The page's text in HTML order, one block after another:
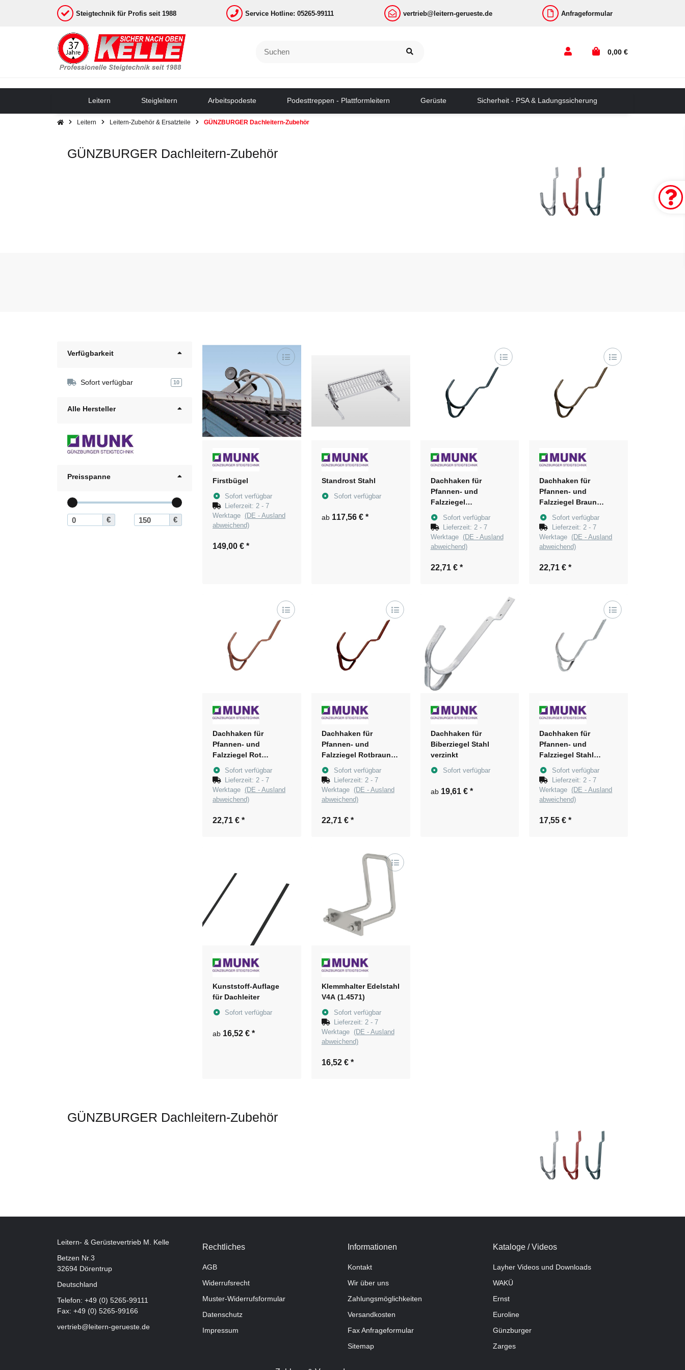
Steigtechnik für Profis seit 1988 Service Hotline: 05265-99111 vertrieb@leitern-gerueste.de Anfrageformular
0,00 €
Leitern Steigleitern Arbeitspodeste Podesttreppen - Plattformleitern Gerüste Sicherheit - PSA & Ladungssicherung
Leitern Leitern-Zubehör & Ersatzteile GÜNZBURGER Dachleitern-Zubehör
GÜNZBURGER Dachleitern-Zubehör
Verfügbarkeit
Sofort verfügbar 10
Alle Hersteller
Preisspanne
€ €
Firstbügel
Sofort verfügbar
Lieferzeit: 2 - 7
Werktage (DE - Ausland
abweichend)
149,00 € *
Standrost Stahl
Sofort verfügbar
ab 117,56 € *
Dachhaken für
Pfannen- und
Falzziegel
Anthrazitgrau RAL
7016
pulverbeschichtet
Sofort verfügbar
Lieferzeit: 2 - 7
Werktage (DE - Ausland
abweichend)
22,71 € *
Dachhaken für
Pfannen- und
Falzziegel Braun
pulverbeschichtet
Sofort verfügbar
Lieferzeit: 2 - 7
Werktage (DE - Ausland
abweichend)
22,71 €*
Dachhaken für
Pfannen- und
Falzziegel Rot
pulverbeschichtet
Sofort verfügbar
Lieferzeit: 2 - 7
Werktage (DE - Ausland
abweichend)
22,71 € *
Dachhaken für
Pfannen- und
Falzziegel Rotbraun
pulverbeschichtet
Sofort verfügbar
Lieferzeit: 2 - 7
Werktage (DE - Ausland
abweichend)
22,71 € *
Dachhaken für
Biberziegel Stahl
verzinkt
Sofort verfügbar
ab 19,61 € *
Dachhaken für
Pfannen- und
Falzziegel Stahl
verzinkt
Sofort verfügbar
Lieferzeit: 2 - 7
Werktage (DE - Ausland
abweichend)
17,55 €*
Kunststoff-Auflage
für Dachleiter
Sofort verfügbar
ab 16,52 € *
Klemmhalter Edelstahl
V4A (1.4571)
Sofort verfügbar
Lieferzeit: 2 - 7
Werktage (DE - Ausland
abweichend)
16,52 € *
GÜNZBURGER Dachleitern-Zubehör
Leitern- & Gerüstevertrieb M. Kelle
Betzen Nr.3
32694 Dörentrup
Deutschland
Telefon: +49 (0) 5265-99111
Fax: +49 (0) 5265-99166
vertrieb@leitern-gerueste.de
Rechtliches
AGB
Widerrufsrecht
Muster-Widerrufsformular
Datenschutz
Impressum
Informationen
Kontakt
Wir über uns
Zahlungsmöglichkeiten
Versandkosten
Fax Anfrageformular
Sitemap
Kataloge / Videos
Layher Videos und Downloads
WAKÜ
Ernst
Euroline
Günzburger
Zarges